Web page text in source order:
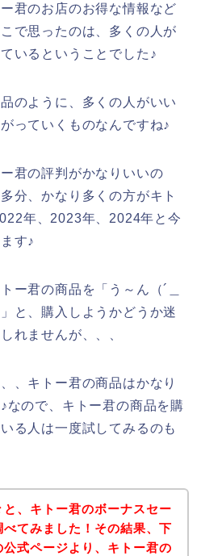
君のお店のお得な情報など
で思ったのは、多くの人が
いるということでした♪
のように、多くの人がいい
っていくものなんですね♪
君の評判がかなりいいの
分、かなり多くの方がキト
年、2023年、2024年と今
す♪
ー君の商品を「う～ん（´＿
と、購入しようかどうか迷
れませんが、、、
、キトー君の商品はかなり
なので、キトー君の商品を購
る人は一度試してみるのも
、キトー君のボーナスセー
てみました！その結果、下
式ページより、キトー君の